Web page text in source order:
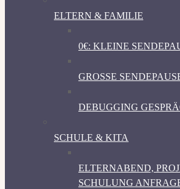
ELTERN & FAMILIE
0€: KLEINE
GROSSE
DEBUGGING
SCHULE & KITA
ELTERNABEND,
SCHULUNG